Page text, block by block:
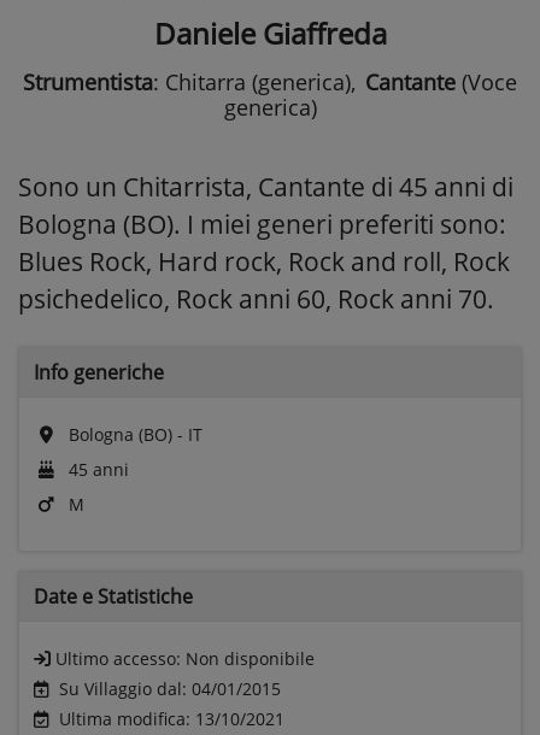
Daniele Giaffreda
Strumentista: Chitarra (generica), Cantante (Voce
generica)
Sono un Chitarrista, Cantante di 45 anni di
Bologna (BO). I miei generi preferiti sono:
Blues Rock, Hard rock, Rock and roll, Rock
psichedelico, Rock anni 60, Rock anni 70.
Info generiche
Bologna (BO) - IT
45 anni
M
Date e Statistiche
Ultimo accesso: Non disponibile
Su Villaggio dal: 04/01/2015
Ultima modifica: 13/10/2021